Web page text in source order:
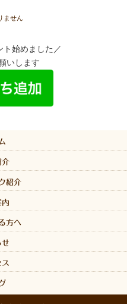
ません
ト始めました／
いします
介
紹介
内
方へ
せ